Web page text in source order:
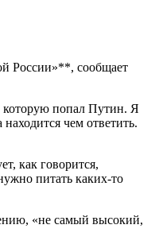
России»**, сообщает
которую попал Путин. Я
чем ответить.
как говорится,
питать каких-то
«не самый высокий,